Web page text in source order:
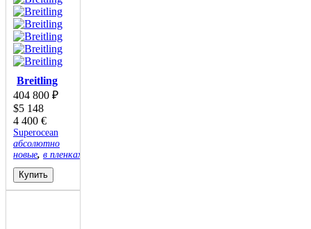
Breitling
404 800 ₽
$5 148
4 400 €
Superocean
абсолютно
новые, в пленках
Купить